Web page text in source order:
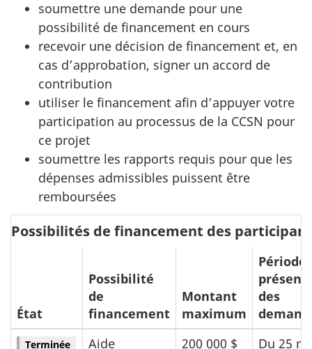
soumettre une demande pour une
possibilité de financement en cours
recevoir une décision de financement et, en
cas d’approbation, signer un accord de
contribution
utiliser le financement afin d’appuyer votre
participation au processus de la CCSN pour
ce projet
soumettre les rapports requis pour que les
dépenses admissibles puissent être
remboursées
Possibilités de financement des
État
Possibilité
de
financement
Montant
maximum
Période
des
Terminée
Aide
200 000 $
Du 25